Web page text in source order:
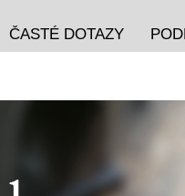
ČASTÉ DOTAZY